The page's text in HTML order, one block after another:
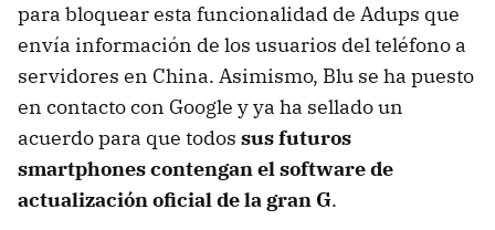
para bloquear esta funcionalidad de Adups que
envía información de los usuarios del teléfono a
servidores en China. Asimismo, Blu se ha puesto
en contacto con Google y ya ha sellado un
acuerdo para que todos sus futuros
smartphones contengan el software de
actualización oficial de la gran G.